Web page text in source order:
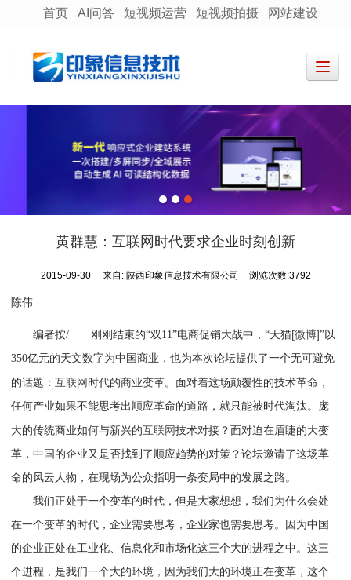
很遗憾，因您的浏览器版本过低导致无法获得最佳浏览体验，推荐下载安装谷歌浏览器！
首页 AI问答 短视频运营 短视频拍摄 网站建设
黄群慧：互联网时代要求企业时刻创新
2015-09-30 来自: 陕西印象信息技术有限公司 浏览次数:3792
陈伟
编者按/ 刚刚结束的“双11”电商促销大战中，“天猫[微博]”以
350亿元的天文数字为中国商业，也为本次论坛提供了一个无可避免
的话题：互联网 时代的商业变革。面对着这场颠覆性的技术革命，
任何产业如果不能思考出顺应革命的道路，就只能被时代淘汰。庞
大的传统商业如何与新兴的互联网技术对接？面对迫在眉睫的大变
革，中国的企业又是否找到了顺应趋势的对策？论坛邀请了这场革
命的风云人物，在现场为公众指明一条变局中的发展之路。
我们正处于一个变革的时代，但是大家想想，我们为什么会处
在一个变革的时代，企业需要思考，企业家也需要思考。因为中国
的企业正处在工业化、信息化和市场化这三个大的进程之中。这三
个进程，是我们一个大的环境，因为我们大的环境正在变革，这个